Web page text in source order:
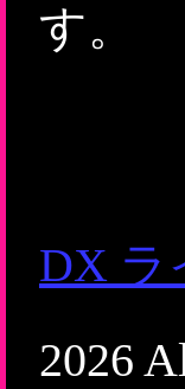
す。
DX ラ
2026